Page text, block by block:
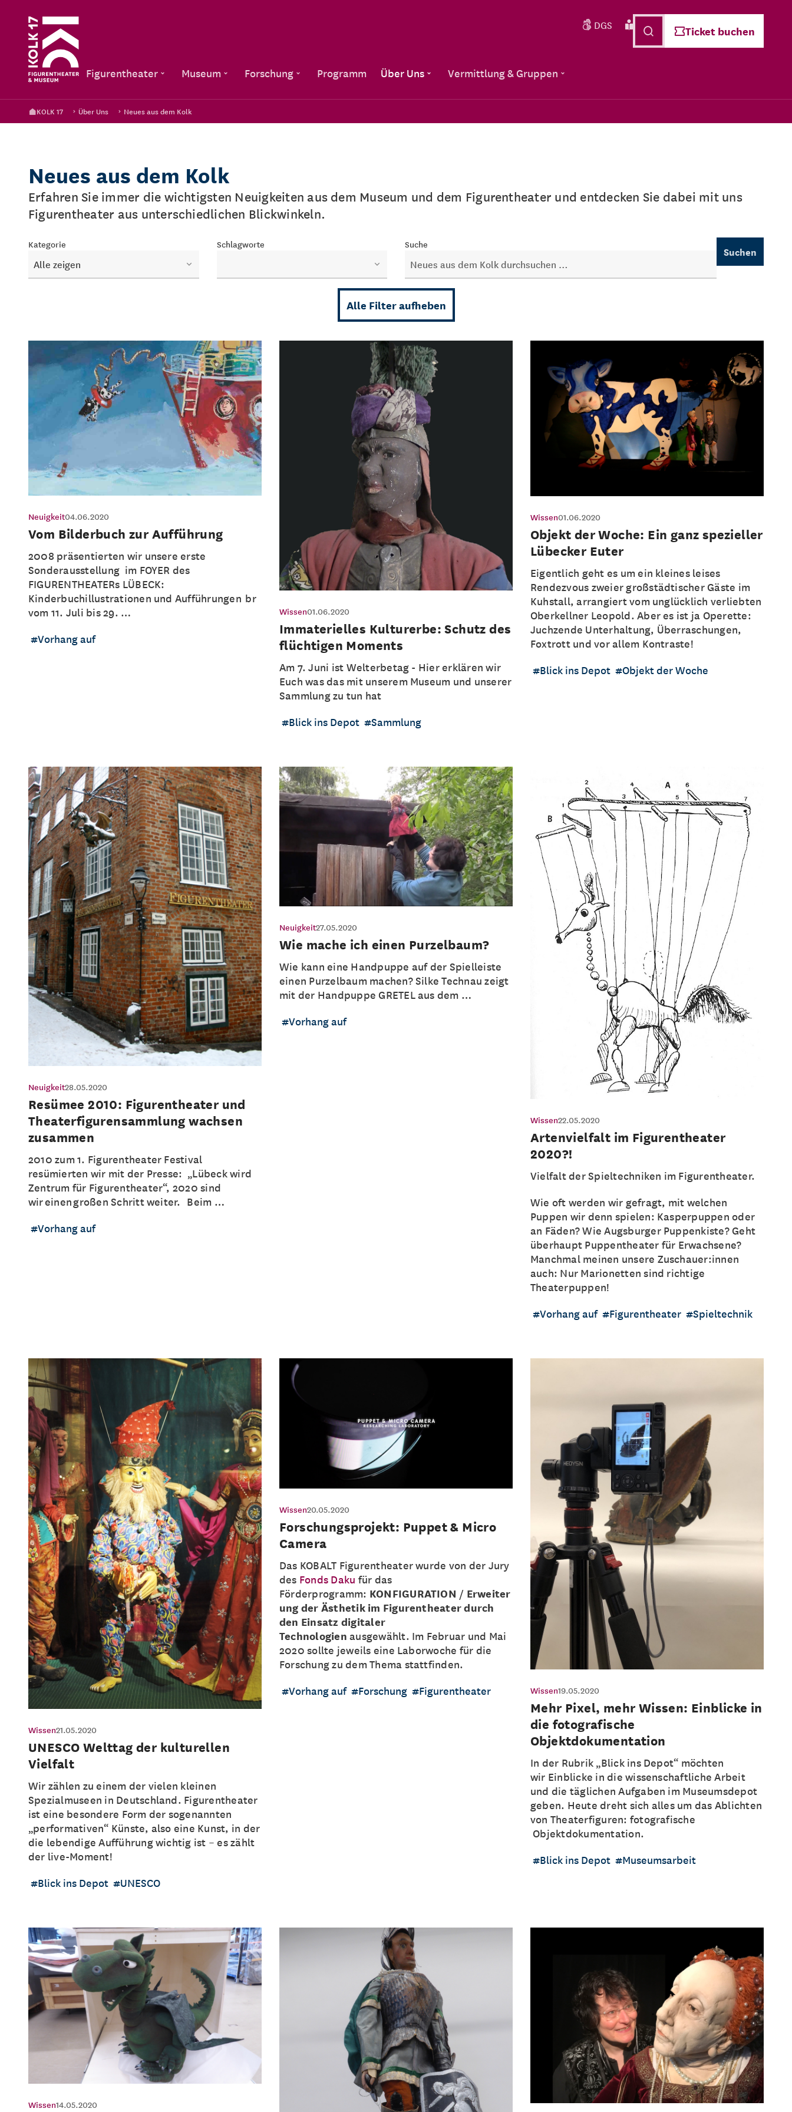
Figurentheater Museum Forschung Programm Über Uns Vermittlung & Gruppen
DGS Leichte Sprache Deutsch
Ticket buchen
KOLK 17 Über Uns Neues aus dem Kolk
Neues aus dem Kolk
Erfahren Sie immer die wichtigsten Neuigkeiten aus dem Museum und dem Figurentheater und entdecken Sie dabei mit uns
Figurentheater aus unterschiedlichen Blickwinkeln.
Kategorie
Alle zeigen
Schlagworte Suche
Suchen
Alle Filter aufheben
Neuigkeit04.06.2020
Vom Bilderbuch zur Aufführung
2008 präsentierten wir unsere erste
Sonderausstellung im FOYER des
FIGURENTHEATERs LÜBECK:
Kinderbuchillustrationen und Aufführungen br
vom 11. Juli bis 29. …
Vorhang auf
Wissen01.06.2020
Immaterielles Kulturerbe: Schutz des
flüchtigen Moments
Am 7. Juni ist Welterbetag - Hier erklären wir
Euch was das mit unserem Museum und unserer
Sammlung zu tun hat
Blick ins Depot
Sammlung
Wissen01.06.2020
Objekt der Woche: Ein ganz spezieller
Lübecker Euter
Eigentlich geht es um ein kleines leises
Rendezvous zweier großstädtischer Gäste im
Kuhstall, arrangiert vom unglücklich verliebten
Oberkellner Leopold. Aber es ist ja Operette:
Juchzende Unterhaltung, Überraschungen,
Foxtrott und vor allem Kontraste!
Blick ins Depot
Objekt der Woche
Neuigkeit28.05.2020
Resümee 2010: Figurentheater und
Theaterfigurensammlung wachsen
zusammen
2010 zum 1. Figurentheater Festival
resümierten wir mit der Presse: „Lübeck wird
Zentrum für Figurentheater“, 2020 sind
wir einen großen Schritt weiter. Beim …
Vorhang auf
Neuigkeit27.05.2020
Wie mache ich einen Purzelbaum?
Wie kann eine Handpuppe auf der Spielleiste
einen Purzelbaum machen? Silke Technau zeigt
mit der Handpuppe GRETEL aus dem …
Vorhang auf
Wissen22.05.2020
Artenvielfalt im Figurentheater
2020?!
Vielfalt der Spieltechniken im Figurentheater.
Wie oft werden wir gefragt, mit welchen
Puppen wir denn spielen: Kasperpuppen oder
an Fäden? Wie Augsburger Puppenkiste? Geht
überhaupt Puppentheater für Erwachsene?
Manchmal meinen unsere Zuschauer:innen
auch: Nur Marionetten sind richtige
Theaterpuppen!
Vorhang auf
Figurentheater Spieltechnik
Wissen21.05.2020
UNESCO Welttag der kulturellen
Vielfalt
Wir zählen zu einem der vielen kleinen
Spezialmuseen in Deutschland. Figurentheater
ist eine besondere Form der sogenannten
„performativen“ Künste, also eine Kunst, in der
die lebendige Aufführung wichtig ist – es zählt
der live-Moment!
Blick ins Depot
UNESCO
Wissen20.05.2020
Forschungsprojekt: Puppet & Micro
Camera
Das KOBALT Figurentheater wurde von der Jury
des Fonds Daku für das
Förderprogramm: KONFIGURATION / Erweiter
ung der Ästhetik im Figurentheater durch
den Einsatz digitaler
Technologienausgewählt. Im Februar und Mai
2020 sollte jeweils eine Laborwoche für die
Forschung zu dem Thema stattfinden.
Vorhang auf
Forschung Figurentheater Wissen19.05.2020
Mehr Pixel, mehr Wissen: Einblicke in
die fotografische
Objektdokumentation
In der Rubrik „Blick ins Depot“ möchten
wir Einblicke in die wissenschaftliche Arbeit
und die täglichen Aufgaben im Museumsdepot
geben. Heute dreht sich alles um das Ablichten
von Theaterfiguren: fotografische
Objektdokumentation.
Blick ins Depot
Museumsarbeit
Wissen14.05.2020